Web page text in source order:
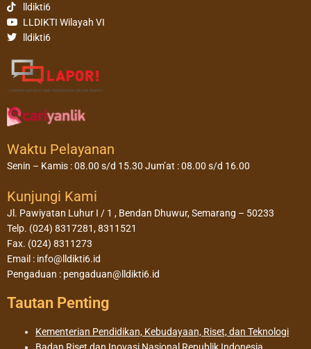
lldikti6
LLDIKTI Wilayah VI
lldikti6
Waktu Pelayanan
Senin – Kamis : 08.00 s/d 15.30 Jum’at : 08.00 s/d 16.00
Kunjungi Kami
Jl. Pawiyatan Luhur I / 1 , Bendan Dhuwur, Semarang – 50233
Telp. (024) 8317281, 8311521
Fax. (024) 8311273
Email : info@lldikti6.id
Pengaduan : pengaduan@lldikti6.id
Tautan Penting
Kementerian Pendidikan, Kebudayaan, Riset, dan Teknologi